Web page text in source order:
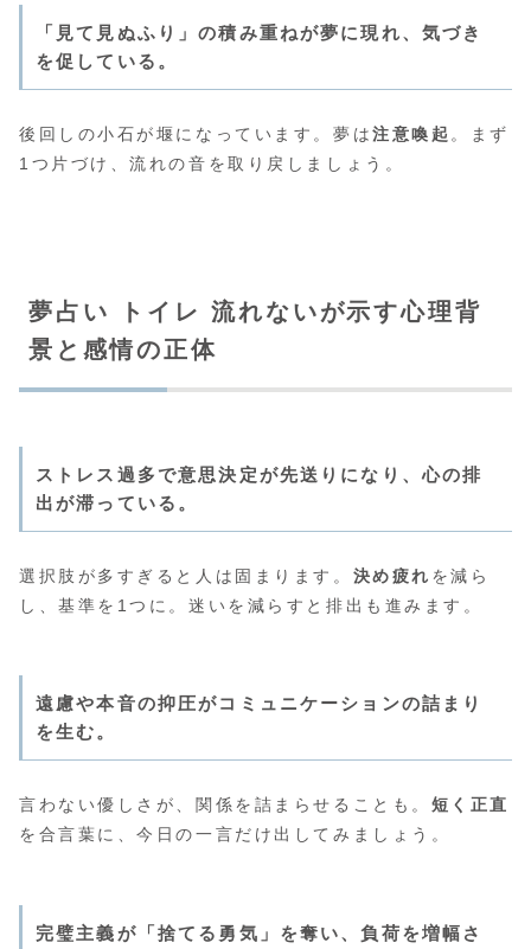
「見て見ぬふり」の積み重ねが夢に現れ、気づき
を促している。
後回しの小石が堰になっています。夢は注意喚起 。まず
1つ片づけ、流れの音を取り戻しましょう。
夢占い トイレ 流れないが示す心理背
景と感情の正体
ストレス過多で意思決定が先送りになり、心の排
出が滞っている。
選択肢が多すぎると人は固まります。 決め疲れ を減ら
し、基準を1つに。迷いを減らすと排出も進みます。
遠慮や本音の抑圧がコミュニケーションの詰まり
を生む。
言わない優しさが、関係を詰まらせることも。 短く正直
を合言葉に、今日の一言だけ出してみましょう。
完璧主義が「捨てる勇気」を奪い、負荷を増幅さ